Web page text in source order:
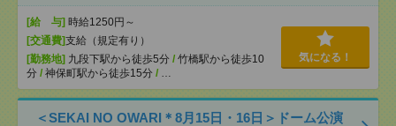
[給 与] 時給1250円～
[交通費]支給（規定有り）
[勤務地] 九段下駅から徒歩5分 / 竹橋駅から徒歩10
分 / 神保町駅から徒歩15分 / …
気になる！
＜SEKAI NO OWARI＊8月15日・16日＞ドーム公演